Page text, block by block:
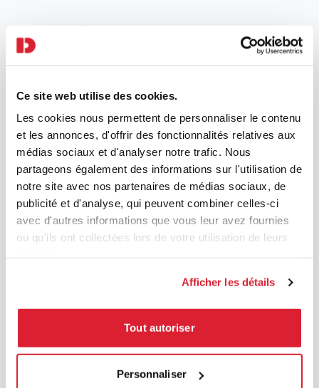
Ce site web utilise des cookies.
Les cookies nous permettent de personnaliser le contenu
et les annonces, d'offrir des fonctionnalités relatives aux
médias sociaux et d'analyser notre trafic. Nous
partageons également des informations sur l'utilisation de
notre site avec nos partenaires de médias sociaux, de
publicité et d'analyse, qui peuvent combiner celles-ci
avec d'autres informations que vous leur avez fournies
ou qu'ils ont collectées lors de votre utilisation de leurs
Afficher les détails
Tout autoriser
Personnaliser
d’être DaJobs !
Nos dernières
actualités
Fausses offres d’emploi
Nous avons récemment été
menées frauduleusement au
(DaJobs, ou notre ancienne
dénomination Daoust)
Toutes les actualités